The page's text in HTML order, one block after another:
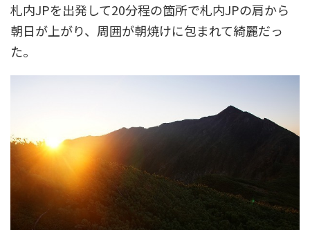
札内JPを出発して20分程の箇所で札内JPの肩から
朝日が上がり、周囲が朝焼けに包まれて綺麗だっ
た。